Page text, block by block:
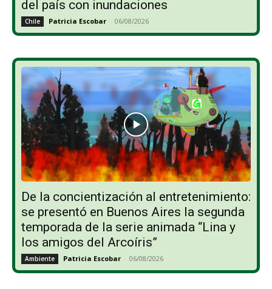
del país con inundaciones
Chile Patricia Escobar - 06/08/2026
De la concientización al entretenimiento:
se presentó en Buenos Aires la segunda
temporada de la serie animada “Lina y
los amigos del Arcoíris”
Ambiente Patricia Escobar - 06/08/2026